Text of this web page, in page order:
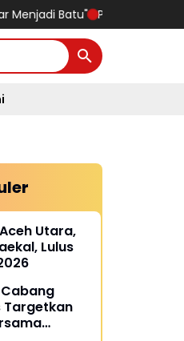
Batu" Panglima TNI Tinjau
Utara,
Lulus
Cabang
Targetkan